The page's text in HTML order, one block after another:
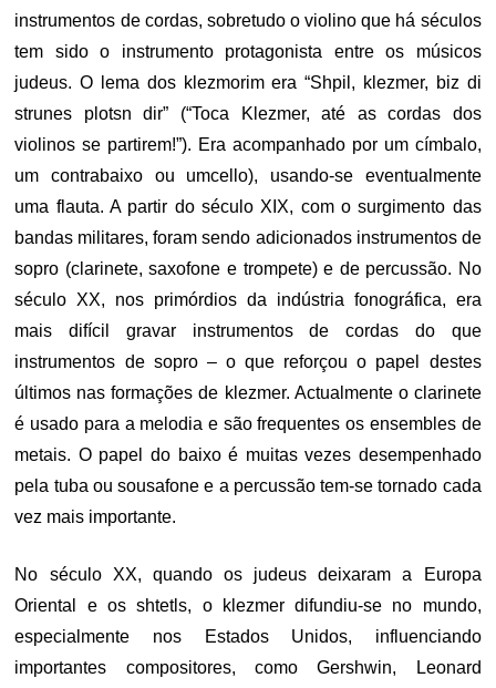
instrumentos de cordas, sobretudo o violino que há séculos
tem sido o instrumento protagonista entre os músicos
judeus. O lema dos klezmorim era “Shpil, klezmer, biz di
strunes plotsn dir” (“Toca Klezmer, até as cordas dos
violinos se partirem!”). Era acompanhado por um címbalo,
um contrabaixo ou umcello), usando-se eventualmente
uma flauta. A partir do século XIX, com o surgimento das
bandas militares, foram sendo adicionados instrumentos de
sopro (clarinete, saxofone e trompete) e de percussão. No
século XX, nos primórdios da indústria fonográfica, era
mais difícil gravar instrumentos de cordas do que
instrumentos de sopro – o que reforçou o papel destes
últimos nas formações de klezmer. Actualmente o clarinete
é usado para a melodia e são frequentes os ensembles de
metais. O papel do baixo é muitas vezes desempenhado
pela tuba ou sousafone e a percussão tem-se tornado cada
vez mais importante.
No século XX, quando os judeus deixaram a Europa
Oriental e os shtetls, o klezmer difundiu-se no mundo,
especialmente nos Estados Unidos, influenciando
importantes compositores, como Gershwin, Leonard